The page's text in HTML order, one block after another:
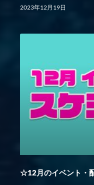
2023年12月19日
☆12月のイベント・